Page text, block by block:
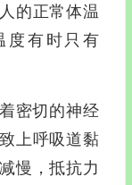
的正常体温
有时只有
密切的神经
上呼吸道黏
慢，抵抗力